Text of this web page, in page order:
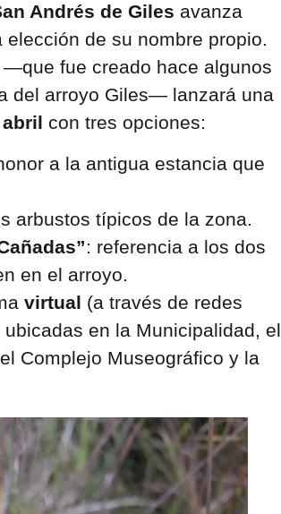
Andrés de Giles avanza
de su nombre propio.
fue creado hace algunos
del arroyo Giles— lanzará una
abril con tres opciones:
a la antigua estancia que
arbustos típicos de la zona.
: referencia a los dos
en el arroyo.
virtual (a través de redes
ubicadas en la Municipalidad, el
Complejo Museográfico y la